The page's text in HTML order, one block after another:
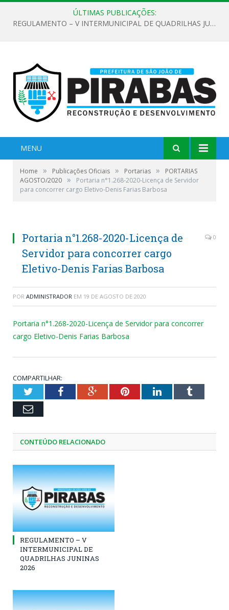
ÚLTIMAS PUBLICAÇÕES:
REGULAMENTO – V INTERMUNICIPAL DE QUADRILHAS JUNINAS 2026
MENU
Home » Publicações Oficiais » Portarias »
PORTARIAS
AGOSTO/2020 »
Portaria n°1.268-2020-Licença de Servidor
para concorrer cargo Eletivo-Denis Farias Barbosa
Portaria n°1.268-2020-Licença de
Servidor para concorrer cargo
Eletivo-Denis Farias Barbosa
0
POR ADMINISTRADOR EM 19 DE AGOSTO DE 2020
Portaria n°1.268-2020-Licença de Servidor para concorrer
cargo Eletivo-Denis Farias Barbosa
COMPARTILHAR:
TwitterFacebookGoogle+PinterestLinkedInTumblr
Email
CONTEÚDO RELACIONADO
REGULAMENTO – V
INTERMUNICIPAL DE
QUADRILHAS JUNINAS
2026